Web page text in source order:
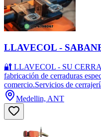
LLAVECOL -
🔐 LLAVECOL - SU
fabricación de cerraduras
comercio.Servicios de
Medellin, ANT